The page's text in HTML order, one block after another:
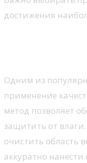
достижения
Одним из
применение
метод позволяет
защитить от
очистить область
аккуратно нанести